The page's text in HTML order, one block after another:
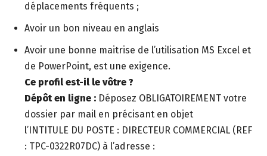
déplacements fréquents ;
Avoir un bon niveau en anglais
Avoir une bonne maitrise de l’utilisation MS Excel et
de PowerPoint, est une exigence.
Ce profil est-il le vôtre ?
Dépôt en ligne : Déposez OBLIGATOIREMENT votre
dossier par mail en précisant en objet
l’INTITULE DU POSTE : DIRECTEUR COMMERCIAL (REF
: TPC-0322R07DC) à l’adresse :